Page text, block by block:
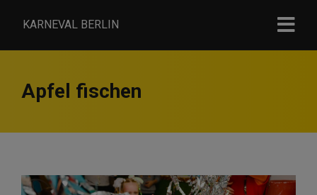
KARNEVAL BERLIN
Apfel fischen